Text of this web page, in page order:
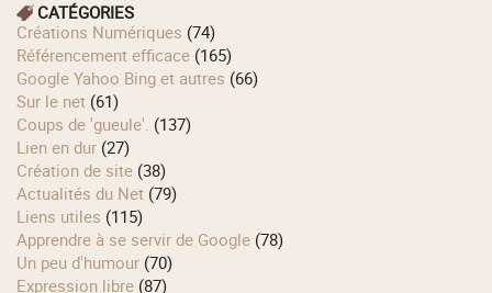
CATÉGORIES
Créations Numériques (74)
Référencement efficace (165)
Google Yahoo Bing et autres (66)
Sur le net (61)
Coups de 'gueule'. (137)
Lien en dur (27)
Création de site (38)
Actualités du Net (79)
Liens utiles (115)
Apprendre à se servir de Google (78)
Un peu d'humour (70)
Expression libre (87)